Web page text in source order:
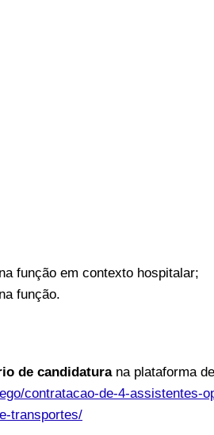
função em contexto hospitalar;
função.
de candidaturana plataforma
contratacao-de-4-assistentes-
transportes/